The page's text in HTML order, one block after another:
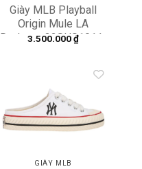
Giày MLB Playball
Origin Mule LA
Dodgers 32SHS1011-
3.500.000₫
Add to
wishlist
GIÀY MLB